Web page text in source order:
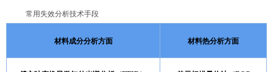
常用 失效分析技术手段
材料成分分析方面 材料热分析方面